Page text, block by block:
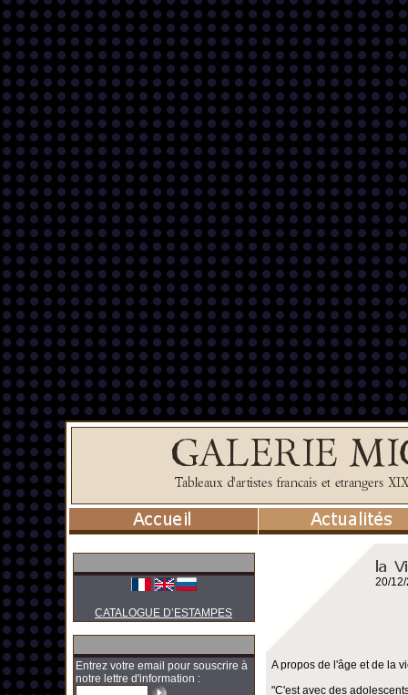
CATALOGUE D’ESTAMPES
Entrez votre email pour souscrire à
notre lettre d'information :
20/
A propos de l'âge et de la
"C'est avec des